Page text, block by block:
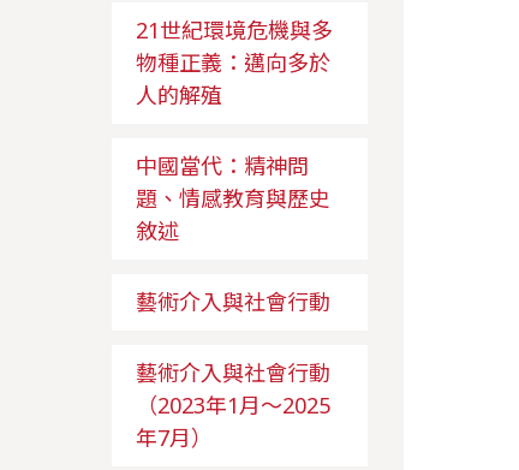
21世紀環境危機與多
物種正義：邁向多於
人的解殖
中國當代：精神問
題、情感教育與歷史
敘述
藝術介入與社會行動
藝術介入與社會行動
（2023年1月～2025
年7月）